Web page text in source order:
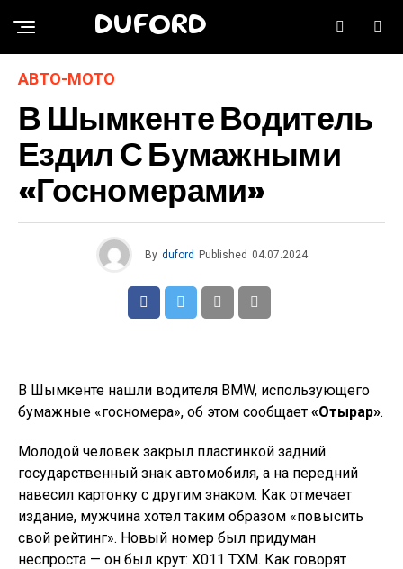
DUFORD
АВТО-МОТО
В Шымкенте Водитель
Ездил С Бумажными
«госномерами»
By duford Published 04.07.2024
В Шымкенте нашли водителя BMW, использующего
бумажные «госномера», об этом сообщает «Отырар».
Молодой человек закрыл пластинкой задний
государственный знак автомобиля, а на передний
навесил картонку с другим знаком. Как отмечает
издание, мужчина хотел таким образом «повысить
свой рейтинг». Новый номер был придуман
неспроста — он был крут: Х011 ТХМ. Как говорят